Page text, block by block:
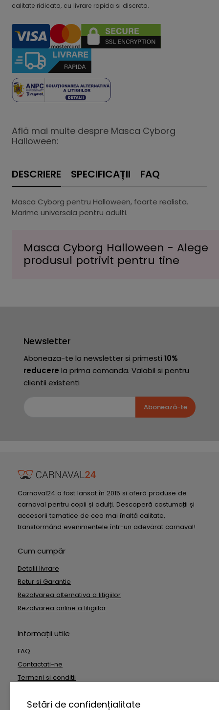
Setări de confidențialitate
calitate ridicata, cu livrare rapida si discreta.
Află mai multe despre Masca Cyborg
Halloween:
DESCRIERE SPECIFICAȚII FAQ
Masca Cyborg pentru Halloween, foarte realista.
Marime universala pentru adulti.
Masca Cyborg Halloween - Alege
produsul potrivit pentru tine
Newsletter
Aboneaza-te la newsletter si primesti 10%
reducere la prima comanda. Valabil si pentru
clientii existenti
Abonează-te
Carnaval24 a fost lansat în 2015 si oferă produse de
carnaval pentru copii și adulți. Descoperă costumații și
accesorii tematice de cea mai înaltă calitate,
transformând evenimentele într-un adevărat carnaval!
Cum cumpăr
Detalii livrare
Retur si Garantie
Rezolvarea alternativa a litigiilor
Rezolvarea online a litigiilor
Informații utile
FAQ
Contactati-ne
Termeni si conditii